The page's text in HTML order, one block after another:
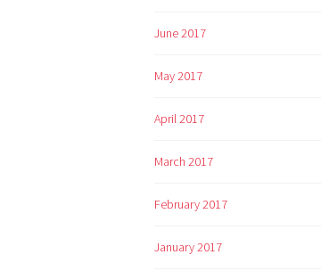
June 2017
May 2017
April 2017
March 2017
February 2017
January 2017